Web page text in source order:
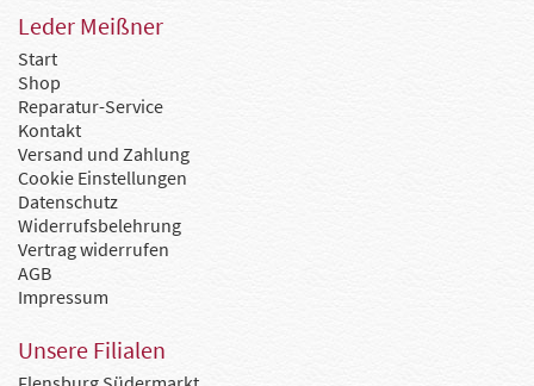
Leder Meißner
Start
Shop
Reparatur-Service
Kontakt
Versand und Zahlung
Cookie Einstellungen
Datenschutz
Widerrufsbelehrung
Vertrag widerrufen
AGB
Impressum
Unsere Filialen